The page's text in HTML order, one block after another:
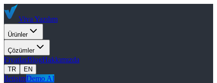
Viva Yazılım
Ürünler
Çözümler
FiyatlarBlogHakkımızda
TR EN
İletişimDemo Al